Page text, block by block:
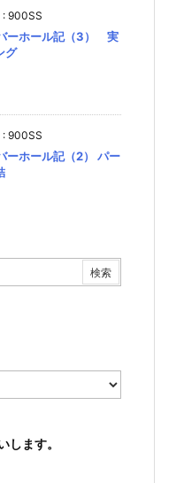
: 900SS
ーホール記（3） 実
グ
: 900SS
ーホール記（2） パー
します。